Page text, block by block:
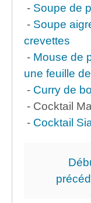
- Soupe de
- Soupe
crevettes
- Mouse de
une feuille
- Curry de
- Cocktail
- Cocktail